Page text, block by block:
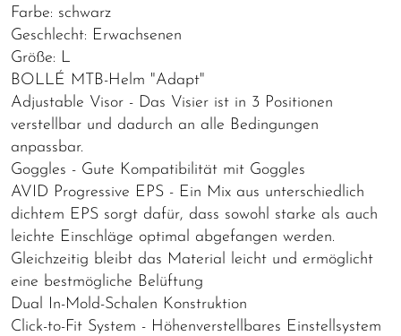
Farbe: schwarz
Geschlecht: Erwachsenen
Größe: L
BOLLÉ MTB-Helm "Adapt"
Adjustable Visor - Das Visier ist in 3 Positionen
verstellbar und dadurch an alle Bedingungen
anpassbar.
Goggles - Gute Kompatibilität mit Goggles
AVID Progressive EPS - Ein Mix aus unterschiedlich
dichtem EPS sorgt dafür, dass sowohl starke als auch
leichte Einschläge optimal abgefangen werden.
Gleichzeitig bleibt das Material leicht und ermöglicht
eine bestmögliche Belüftung
Dual In-Mold-Schalen Konstruktion
Click-to-Fit System - Höhenverstellbares Einstellsystem